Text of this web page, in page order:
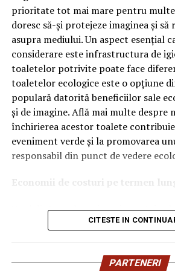
OEM.
Ce înseamnă Ravenol VMP?
DenumireaVMPidentifică o gamă
pentru motoare moderne care
ridicate și compatibilitate cu
constructorilor auto.
Acest produs este destinat în
moderne pe benzină și diesel,
catalizatoare moderne;
sisteme Start-Stop.
prioritate tot mai mare pentru
doresc să-și protejeze imaginea și
asupra mediului. Un aspect esențial
considerare este infrastructura de
toaletelor potrivite poate face
toaletelor ecologice este o opțiune
populară datorită beneficiilor sale
și de imagine. Află mai multe despre
închirierea acestor toalete
eveniment verde și la promovarea
responsabil din punct de vedere
Economii de costuri pe termen lung
Unul dintre cele mai mari avantaje
închiriere toalete ecologiceeste
termen lung, aceasta este o opțiune
construirea unei infrastructuri
CITESTE IN
PARTENERI